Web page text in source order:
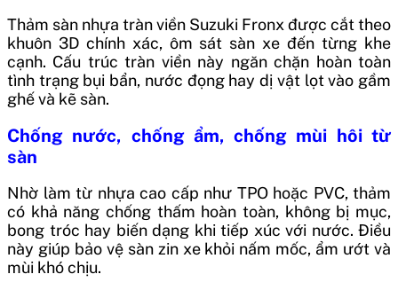
Thảm sàn nhựa tràn viền Suzuki Fronx được cắt theo
khuôn 3D chính xác, ôm sát sàn xe đến từng khe
cạnh. Cấu trúc tràn viền này ngăn chặn hoàn toàn
tình trạng bụi bẩn, nước đọng hay dị vật lọt vào gầm
ghế và kẽ sàn.
Chống nước, chống ẩm, chống mùi hôi từ
sàn
Nhờ làm từ nhựa cao cấp như TPO hoặc PVC, thảm
có khả năng chống thấm hoàn toàn, không bị mục,
bong tróc hay biến dạng khi tiếp xúc với nước. Điều
này giúp bảo vệ sàn zin xe khỏi nấm mốc, ẩm ướt và
mùi khó chịu.